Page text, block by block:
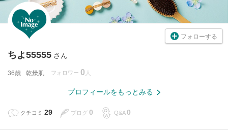
フォローする
ちよ55555 さん
36歳 乾燥肌 フォロワー 0
プロフィールをもっとみる
クチコミ 29 ブログ 0 Q&A 0